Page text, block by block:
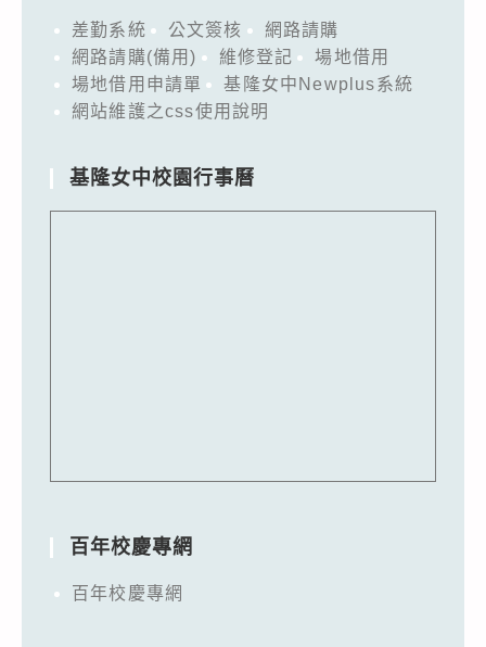
差勤系統 公文簽核
網路請購
網路請購(備用)
維修登記
場地借用
場地借用申請單
基隆女中Newplus系統
網站維護之css使用說明
基隆女中校園行事曆
百年校慶專網
百年校慶專網